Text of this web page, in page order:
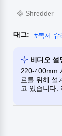
Shredder
태그: #목제 슈
비디오 설
220-400mm
료를 위해 설
고 있습니다.